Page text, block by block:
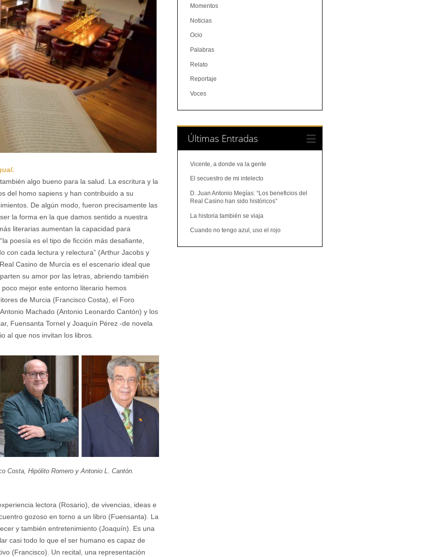
algo bueno para la salud. La escritura y la
del homo sapiens y han contribuido a su
De algún modo, fueron precisamente las
la forma en la que damos sentido a nuestra
literarias aumentan la capacidad para
poesía es el tipo de ficción más desafiante,
con cada lectura y relectura” (Arthur Jacobs y
Casino de Murcia es el escenario ideal que
su amor por las letras, abriendo también
mejor este entorno literario hemos
de Murcia (Francisco Costa), el Foro
Machado (Antonio Leonardo Cantón) y los
Fuensanta Tornel y Joaquín Pérez -de novela
al que nos invitan los libros.
Costa, Hipólito Romero y Antonio L. Cantón.
lectora (Rosario), de vivencias, ideas e
gozoso en torno a un libro (Fuensanta). La
y también entretenimiento (Joaquín). Es una
casi todo lo que el ser humano es capaz de
(Francisco). Un recital, una representación
Momentos
Noticias
Ocio
Palabras
Relato
Reportaje
Voces
Últimas Entradas
Vicente, a donde va la gente
El secuestro de mi intelecto
D. Juan Antonio Megías: “Los beneficios del
Real Casino han sido históricos”
La historia también se viaja
Cuando no tengo azul, uso el rojo